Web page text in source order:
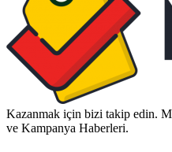
Kazanmak için bizi takip edin.
ve Kampanya Haberleri.